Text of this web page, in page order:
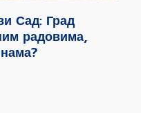
Сад: Град
радовима,